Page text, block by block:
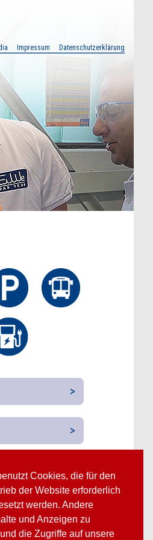
Cookies, die für den
der Website erforderlich
werden. Andere
und Anzeigen zu
die Zugriffe auf unsere
Impressum Datenschutzerklärung